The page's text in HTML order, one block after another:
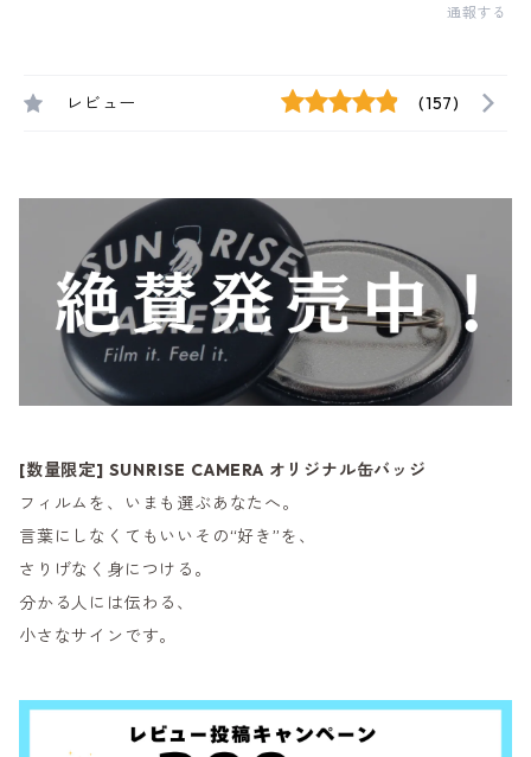
通報する
レビュー (157)
[数量限定] SUNRISE CAMERA オリジナル缶バッジ
フィルムを、いまも選ぶあなたへ。
言葉にしなくてもいいその“好き”を、
さりげなく身につける。
分かる人には伝わる、
小さなサインです。